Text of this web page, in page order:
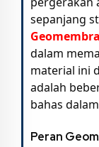
sepanjang
dalam
material ini
adalah
bahas
Peran